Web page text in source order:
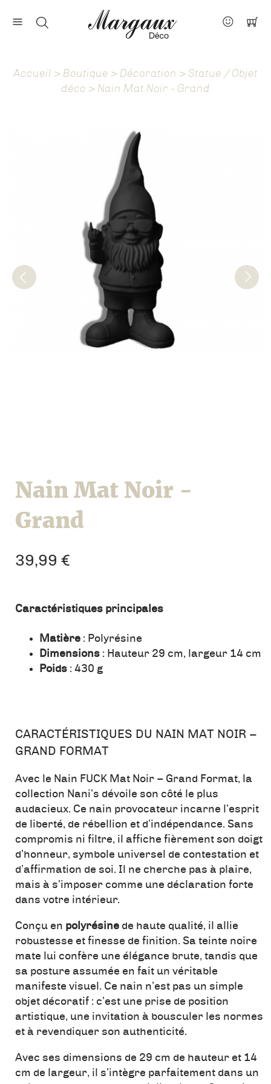
Nos marques
À propos
Accueil > Boutique > Décoration > Statue / Objet
déco > Nain Mat Noir - Grand
Nain Mat Noir -
Grand
39,99 €
Caractéristiques principales
Matière : Polyrésine
Dimensions : Hauteur 29 cm, largeur 14 cm
Poids : 430 g
CARACTÉRISTIQUES DU NAIN MAT NOIR –
GRAND FORMAT
Avec le Nain FUCK Mat Noir – Grand Format, la
collection Nani’s dévoile son côté le plus
audacieux. Ce nain provocateur incarne l’esprit
de liberté, de rébellion et d’indépendance. Sans
compromis ni filtre, il affiche fièrement son doigt
d’honneur, symbole universel de contestation et
d’affirmation de soi. Il ne cherche pas à plaire,
mais à s’imposer comme une déclaration forte
dans votre intérieur.
Conçu en polyrésine de haute qualité, il allie
robustesse et finesse de finition. Sa teinte noire
mate lui confère une élégance brute, tandis que
sa posture assumée en fait un véritable
manifeste visuel. Ce nain n’est pas un simple
objet décoratif : c’est une prise de position
artistique, une invitation à bousculer les normes
et à revendiquer son authenticité.
Avec ses dimensions de 29 cm de hauteur et 14
cm de largeur, il s’intègre parfaitement dans un